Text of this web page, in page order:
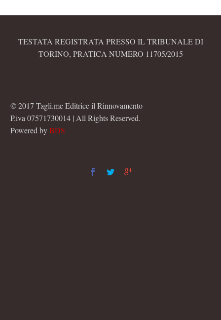
TESTATA REGISTRATA PRESSO IL TRIBUNALE DI
TORINO, PRATICA NUMERO 11705/2015
© 2017 Tagli.me Editrice il Rinnovamento
P.iva 07571730014 | All Rights Reserved.
Powered byBDS